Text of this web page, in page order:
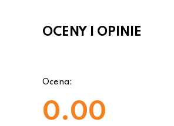
OCENY I OPINIE
Ocena:
0.00